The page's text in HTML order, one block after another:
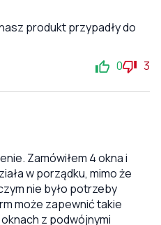
produkt przypadły do
0 3
Zamówiłem 4 okna i
w porządku, mimo że
nie było potrzeby
może zapewnić takie
z podwójnymi